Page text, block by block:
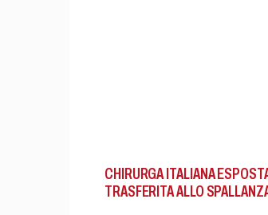
CHIRURGA ITALIANA
TRASFERITA ALLO